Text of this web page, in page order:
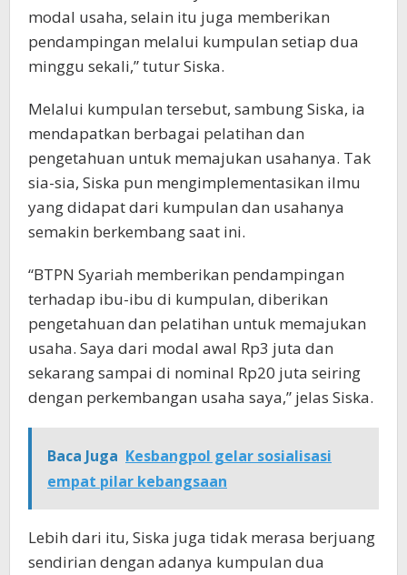
modal usaha, selain itu juga memberikan
pendampingan melalui kumpulan setiap dua
minggu sekali,” tutur Siska.
Melalui kumpulan tersebut, sambung Siska, ia
mendapatkan berbagai pelatihan dan
pengetahuan untuk memajukan usahanya. Tak
sia-sia, Siska pun mengimplementasikan ilmu
yang didapat dari kumpulan dan usahanya
semakin berkembang saat ini.
“BTPN Syariah memberikan pendampingan
terhadap ibu-ibu di kumpulan, diberikan
pengetahuan dan pelatihan untuk memajukan
usaha. Saya dari modal awal Rp3 juta dan
sekarang sampai di nominal Rp20 juta seiring
dengan perkembangan usaha saya,” jelas Siska.
Baca Juga Kesbangpol gelar sosialisasi
empat pilar kebangsaan
Lebih dari itu, Siska juga tidak merasa berjuang
sendirian dengan adanya kumpulan dua